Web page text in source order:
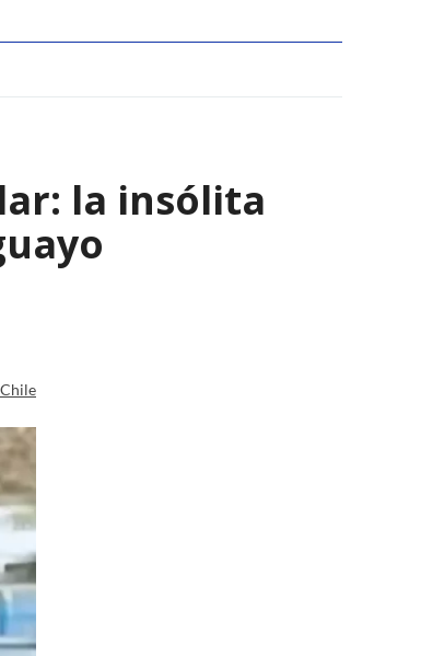
la insólita